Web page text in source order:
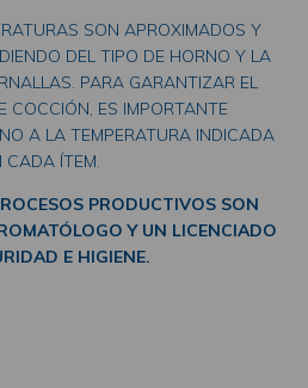
SON APROXIMADOS Y
DEL TIPO DE HORNO Y LA
PARA GARANTIZAR EL
COCCIÓN, ES IMPORTANTE
A LA TEMPERATURA INDICADA
CADA ÍTEM.
PRODUCTIVOS SON
Y UN LICENCIADO
E HIGIENE.